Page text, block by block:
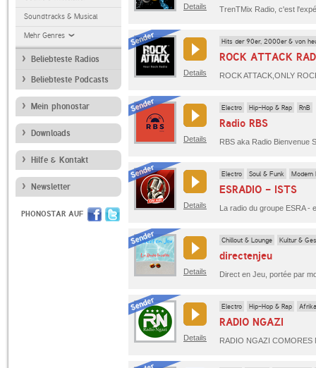
Soundtracks & Musical
Mehr Genres
Beliebteste Radios
Beliebteste Podcasts
Mein phonostar
Downloads
Hilfe & Kontakt
Newsletter
PHONOSTAR AUF
Details
Details
Hits der 90er, 2000er & von
ROCK ATTACK
Details
Electro Hip-Hop & Rap RnB
Radio RBS
Details
Electro Soul & Funk Modern
ESRADIO - ISTS
Details
Chillout & Lounge Kultur &
directenjeu
Details
Electro Hip-Hop & Rap
RADIO NGAZI
RADIO NGAZI COMORES